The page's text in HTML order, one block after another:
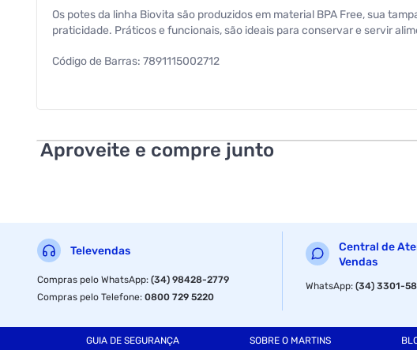
Os potes da linha Biovita são produzidos em material BPA Free, sua
praticidade. Práticos e funcionais, são ideais para conservar e servir
Código de Barras: 7891115002712
Peso Bruto: 93 g
Aproveite e compre junto
Televendas
Compras pelo WhatsApp:(34) 98428-2779
Compras pelo Telefone:0800 729 5220
Central de
Vendas
WhatsApp:(34) 3301-
GUIA DE SEGURANÇA SOBRE O MARTINS